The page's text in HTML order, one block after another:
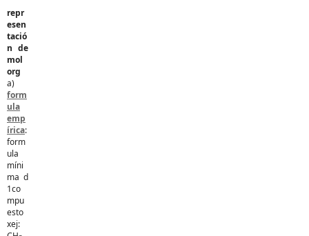
repr
esen
tació
n de
mol
org
a)
form
ula
emp
írica:
form
ula
míni
ma d
1co
mpu
esto
xej: